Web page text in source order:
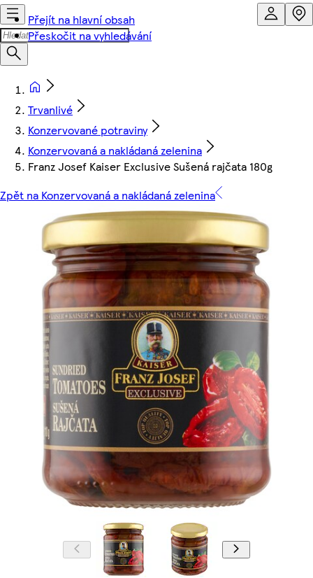
Přejít na hlavní obsah
Přeskočit na vyhledávání
Trvanlivé
Konzervované potraviny
Konzervovaná a nakládaná zelenina
Franz Josef Kaiser Exclusive Sušená rajčata 180g
Zpět na Konzervovaná a nakládaná zelenina